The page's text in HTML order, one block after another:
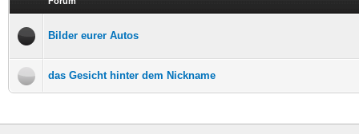
Bilder eurer Autos
das Gesicht hinter dem Nickname